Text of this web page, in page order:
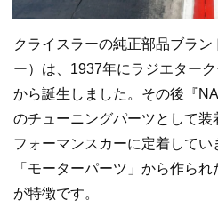
クライスラーの純正部品ブラ
ー）は、1937年にラジエター
から誕生しました。その後『
のチューニングパーツとして
フォーマンスカーに定着して
「モーターパーツ」から作ら
が特徴です。